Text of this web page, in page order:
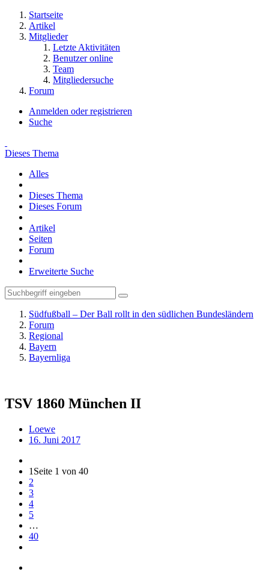
Startseite
Artikel
Mitglieder
Letzte Aktivitäten
Benutzer online
Team
Mitgliedersuche
Forum
Anmelden oder registrieren
Suche
Dieses Thema
Alles
Dieses Thema
Dieses Forum
Artikel
Seiten
Forum
Erweiterte Suche
Südfußball – Der Ball rollt in den südlichen Bundesländern
Forum
Regional
Bayern
Bayernliga
TSV 1860 München II
Loewe
16. Juni 2017
1 Seite 1 von 40
2
3
4
5
…
40